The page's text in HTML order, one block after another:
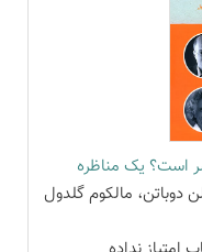
است؟ یک مناظره
دوباتن، مالکوم گلدول